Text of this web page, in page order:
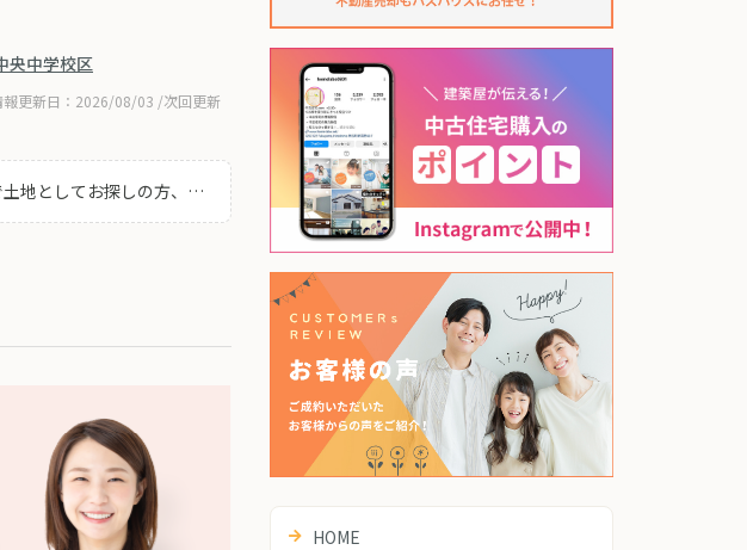
央中学校区
更新日：2026/08/03 /次回更新
地としてお探しの方、リ
HOME